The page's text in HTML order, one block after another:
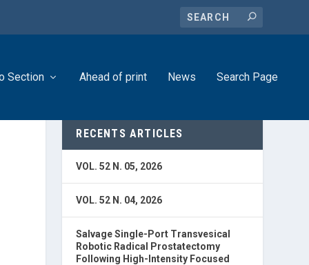
Section Ahead of print News Search Page
RECENTS ARTICLES
VOL. 52 N. 05, 2026
VOL. 52 N. 04, 2026
Salvage Single-Port Transvesical
Robotic Radical Prostatectomy
Following High-Intensity Focused